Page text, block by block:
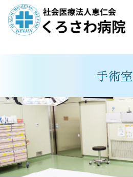
キ
ッ
プ
手術室